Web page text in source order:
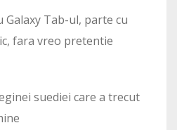
Galaxy Tab-ul, parte cu
fara vreo pretentie
suediei care a trecut